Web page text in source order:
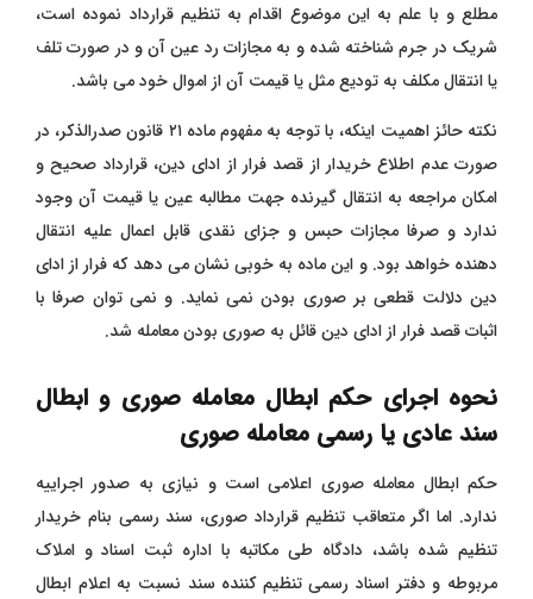
مطلع و با علم به این موضوع اقدام به تنظیم قرارداد نموده است،
شریک در جرم شناخته شده و به مجازات رد عین آن و در صورت تلف
یا انتقال مکلف به تودیع مثل یا قیمت آن از اموال خود می باشد.
نکته حائز اهمیت اینکه، با توجه به مفهوم ماده ۲۱ قانون صدرالذکر، در
صورت عدم اطلاع خریدار از قصد فرار از ادای دین، قرارداد صحیح و
امکان مراجعه به انتقال گیرنده جهت مطالبه عین یا قیمت آن وجود
ندارد و صرفا مجازات حبس و جزای نقدی قابل اعمال علیه انتقال
دهنده خواهد بود. و این ماده به خوبی نشان می دهد که فرار از ادای
دین دلالت قطعی بر صوری بودن نمی نماید. و نمی توان صرفا با
اثبات قصد فرار از ادای دین قائل به صوری بودن معامله شد.
نحوه اجرای حکم ابطال معامله صوری و ابطال
سند عادی یا رسمی معامله صوری
حکم ابطال معامله صوری اعلامی است و نیازی به صدور اجراییه
ندارد. اما اگر متعاقب تنظیم قرارداد صوری، سند رسمی بنام خریدار
تنظیم شده باشد، دادگاه طی مکاتبه با اداره ثبت اسناد و املاک
مربوطه و دفتر اسناد رسمی تنظیم کننده سند نسبت به اعلام ابطال